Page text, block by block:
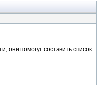
они помогут составить список